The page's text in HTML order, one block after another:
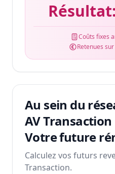
Résultat:
Coûts fixes
Retenues
Au sein du
AV Transaction
Votre future
Calculez vos futurs
Transaction.